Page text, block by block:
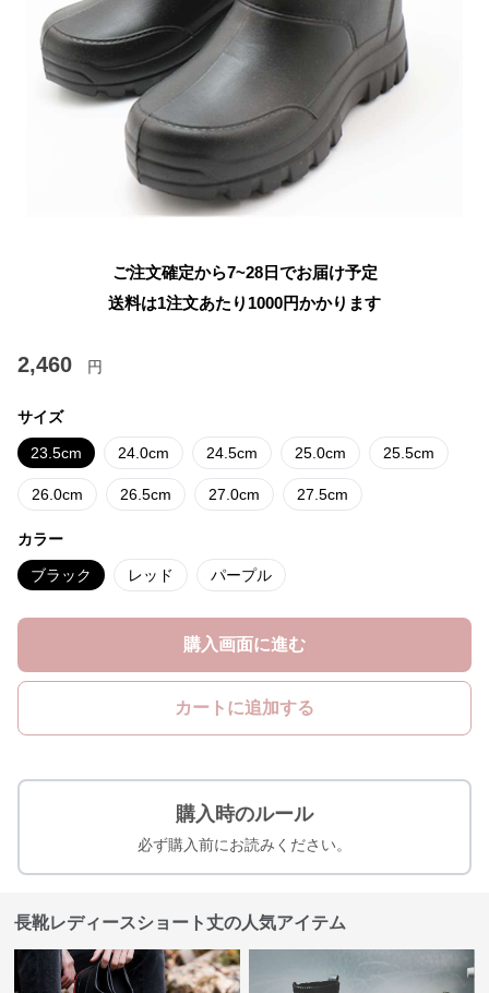
ご注文確定から7~28日でお届け予定
送料は1注文あたり 1000円かかります
2,460 円
サイズ
23.5cm 24.0cm 24.5cm 25.0cm 25.5cm
26.0cm 26.5cm 27.0cm 27.5cm
カラー
ブラック レッド パープル
購入画面に進む
カートに追加する
購入時のルール
必ず購入前にお読みください。
長靴レディースショート丈の人気アイテム